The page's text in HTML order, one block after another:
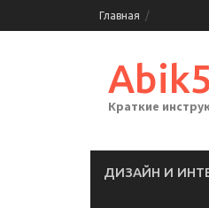
to
Главная
Краткие
ДИЗАЙН И